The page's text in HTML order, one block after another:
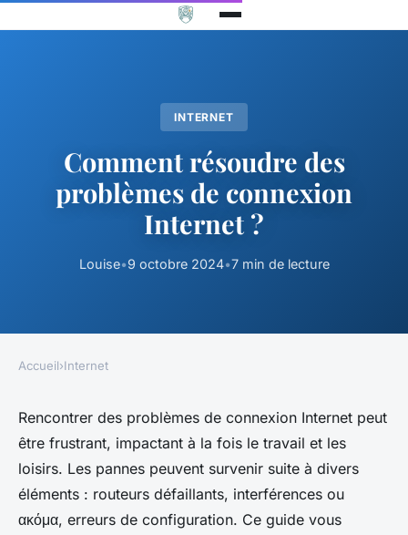
INTERNET
Comment résoudre des
problèmes de connexion
Internet ?
Louise•9 octobre 2024•7 min de lecture
Accueil›Internet
Rencontrer des problèmes de connexion Internet peut
être frustrant, impactant à la fois le travail et les
loisirs. Les pannes peuvent survenir suite à divers
éléments : routeurs défaillants, interférences ou
ακόμα, erreurs de configuration. Ce guide vous